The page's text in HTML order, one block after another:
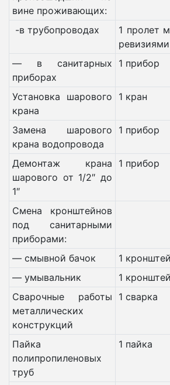
вине проживающих:
-в трубопроводах
1 пролет
ревизиями
— в санитарных
приборах
1 прибор
Установка шарового
крана
1 кран
Замена шарового
крана водопровода
1 прибор
Демонтаж крана
шарового от 1/2″ до
1″
1 прибор
Смена кронштейнов
под санитарными
приборами:
— смывной бачок
1
— умывальник
1
Сварочные работы
металлических
конструкций
1 сварка
Пайка
полипропиленовых
труб
1 пайка